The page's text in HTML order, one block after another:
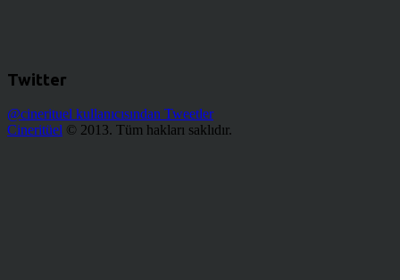
Twitter
@cinerituel kullanıcısından Tweetler
Cineritüel © 2013. Tüm hakları saklıdır.